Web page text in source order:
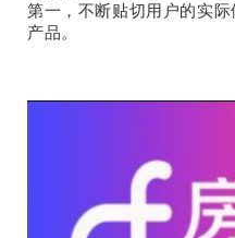
第一，不断贴切用户的实
产品。